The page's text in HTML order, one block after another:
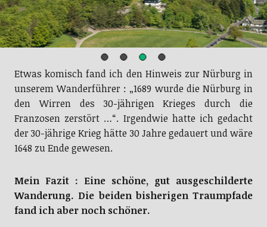
Etwas komisch fand ich den Hinweis zur Nürburg in
unserem Wanderführer : „1689 wurde die Nürburg in
den Wirren des 30-jährigen Krieges durch die
Franzosen zerstört …“. Irgendwie hatte ich gedacht
der 30-jährige Krieg hätte 30 Jahre gedauert und wäre
1648 zu Ende gewesen.
Mein Fazit : Eine schöne, gut ausgeschilderte
Wanderung. Die beiden bisherigen Traumpfade
fand ich aber noch schöner.